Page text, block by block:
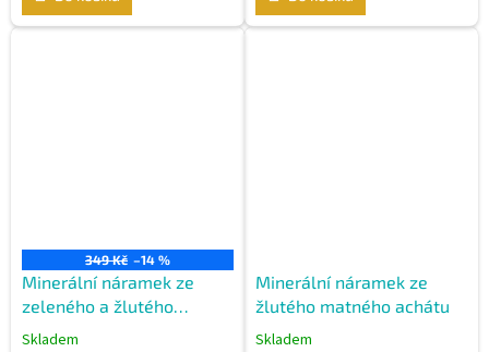
349 Kč –14 %
Minerální náramek ze
zeleného a žlutého
matného achátu
Skladem
Minerální náramek ze
žlutého matného achátu
Skladem